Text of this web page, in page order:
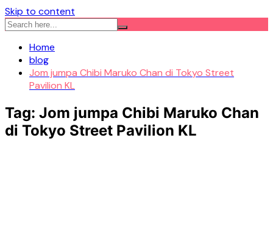
Skip to content
Home
blog
Jom jumpa Chibi Maruko Chan di Tokyo Street
Pavilion KL
Tag: Jom jumpa Chibi Maruko Chan
di Tokyo Street Pavilion KL